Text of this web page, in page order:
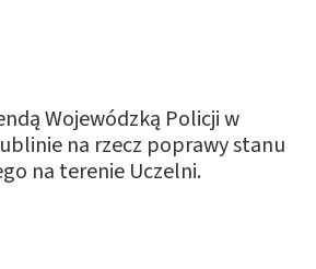
Wojewódzką Policji w
na rzecz poprawy stanu
na terenie Uczelni.